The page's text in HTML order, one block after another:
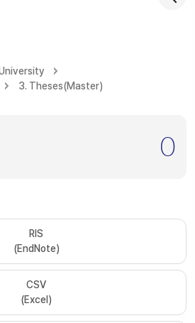
3. Theses(Master)
0
RIS
(EndNote)
CSV
(Excel)